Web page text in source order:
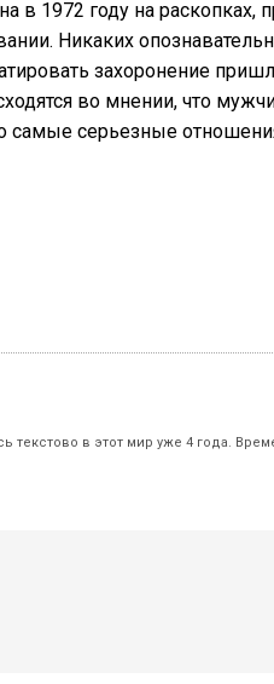
в 1972 году на раскопках,
Никаких
захоронение
во мнении, что
самые серьезные
текстово в этот мир уже 4 года.